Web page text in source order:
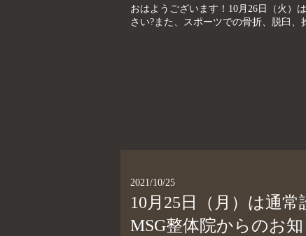
おはようございます！10月26日（火）
さい?また、スポーツでの骨折、脱臼
2021/10/25
10月25日（月）は通
MSG整体院からのお知